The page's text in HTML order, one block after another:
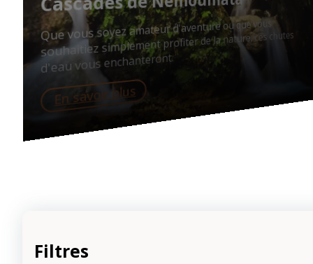
Que vous soyez amateur d'aventure ou que vous
souhaitiez simplement profiter de la nature, ces chutes
d'eau vous enchanteront.
En savoir plus
Filtres